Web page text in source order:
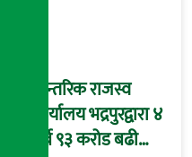
आन्तरिक राजस्व
कार्यालय भद्रपुरद्वारा ४
अर्ब ९३ करोड बढी